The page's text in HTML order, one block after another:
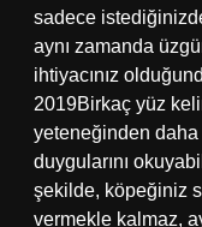
sadece
aynı zamanda
ihtiyacınız
2019Birkaç yüz
yeteneğinden
duygularını
şekilde, köpeğiniz
vermekle kalmaz,